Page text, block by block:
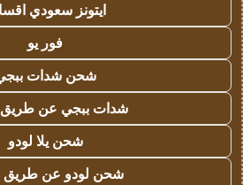
ايتونز سعودي
فور يو
شحن شدات
شدات ببجي عن طريق
شحن يلا لودو
شحن لودو عن طريق